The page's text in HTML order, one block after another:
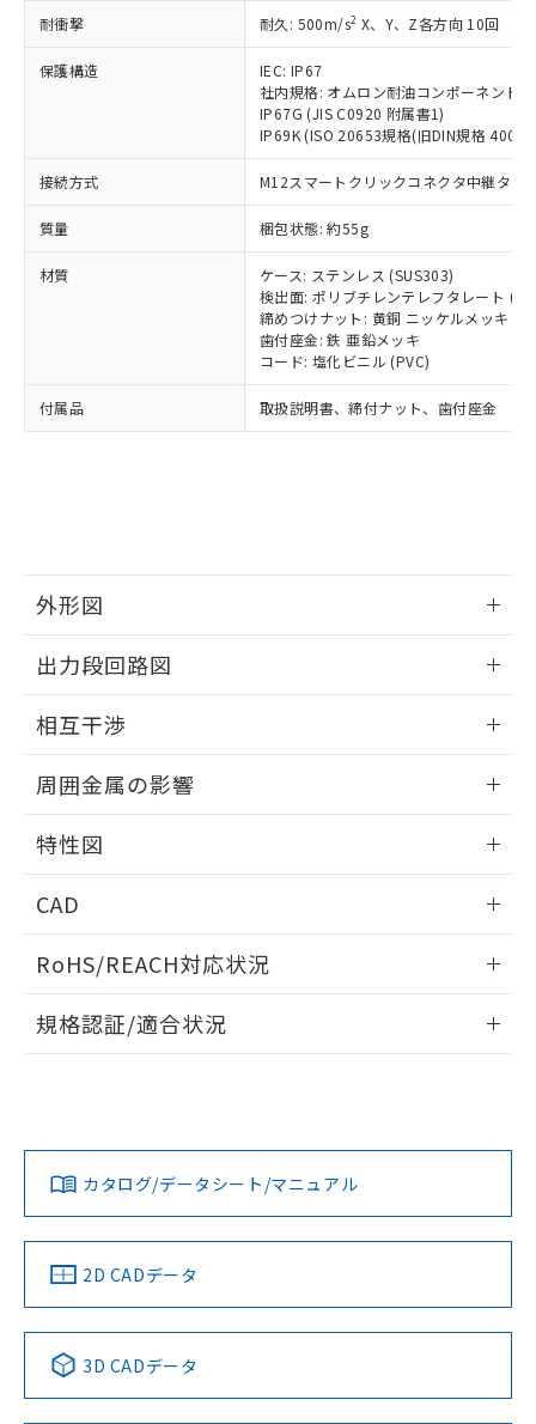
耐衝撃 耐久: 500m/s2 X、Y、Z各方向 10回
保護構造
IEC: IP67
社内規格: オムロン耐油コンポーネント
IP67G (JIS C0920 附属書1)
IP69K (ISO 20653規格(旧DIN規格
接続方式 M12スマートクリックコネクタ中継タイ
質量 梱包状態: 約55g
材質
ケース: ステンレス (SUS303)
検出面: ポリブチレンテレフタレート
締めつけナット: 黄銅 ニッケルメッキ
歯付座金: 鉄 亜鉛メッキ
コード: 塩化ビニル (PVC)
付属品 取扱説明書、締付ナット、歯付座金
外形図
外形図
出力段回路図
出力段回路図
タイムチャート
相互干渉
相互干渉
A: 80mm以上、B: 60mm以上
周囲金属の影響
周囲金属の影響
以上、n: 40mm以上
特性図
検出物体の大きさと材質による影響
検出領域
CAD
ドすることができます。
ログイン/会員登録
ダウンロードデータをご利用いただく前に、以下を必ずお読
みください。
ソフトウェアの使用条件
RoHS/REACH対応状況
EU RoHS 注意事項・凡例
対応済み
中国 RoHS 注意事項・凡例
Pb Hg Cd Cr(VI)
規格認証/適合状況
LR型式承認
（イギリス
船舶規格）
DNV型式承認
（ノルウェー
BV型式承認
（フランス
KR型式
（韓国
No No No No
この製品の規格認証/適合状況ページへ
その他の認証はこちらのページからご検索ください
カタログ/データシート/マニュアル
2D CADデータ
3D CADデータ
タに基づき作成されるものであり、閲
覧された時点での実際の在庫および標
準価格とは異なる場合があることをご
了承ください。
正式な納期状況および標準価格はお客
様のお取引先、またはお客様担当のオ
ムロン制御機器販売店・当社販売員に
ご相談ください。
オムロン制御機器販売店や当社販売拠
販売ネットワーク
」をご確認
在庫状況および標準価格結果を当社の
事前の承諾なく第三者に漏洩または開
示しないようお願いします。
マイパーツ機能（部品リスト作成サー
ビス）をご利用いただくには、I-Web
メンバーズにご登録されている必要が
引・商談に必要な範囲で利用すること
※当社の共同利用者とは、"個人情報
の共同利用に関して"
用者の範囲」に記載されている法人を
鉛(Pb) 1000ppm以下、 水銀(Hg) 1000ppm以下、 カド
ミウム(Cd) 100ppm以下、
六価クロム(Cr(Ⅵ)) 1000ppm以下、ポリ臭化ビフェニル
類(PBB) 1000ppm以下、ポリ臭化ジフェニルエーテル類
(PBDE) 1000ppm以下、フタル酸ビス(2-エチルヘキシ
ル) (DEHP)(別名：DOP) 1000ppm以下、フタル酸ブチ
ルベンジル（BBP） 1000ppm以下、フタル酸ジブチル
（DBP） 1000ppm以下、フタル酸ジイソブチル
(DIBP) 1000ppm以下
但し、RoHS指令で産業用監視および制御機器に対する
フタル酸エステル類の４物質については閾値を超える意
部品在庫の切り替え状況などにより、予定
月が前後することがあります。
とができます。
EU RoHS指令（10物質）の非含有証明書
※本証明書は発行日時点で非含有を証明す
るもので、過去に遡って非含有を証明する
ものではありません。
物質の対応では、対応完了までの期間は出
荷製品に未対応品が混在することから備考
欄に対応日を記載しておりました。
既に当社にて対応品への在庫切替を完了
していることから、特段のことがない限
*中国RoHS10物質の基準値 (GB/T26572)：
Pb(鉛) :1000ppm、 Hg(水銀) : 1000ppm、 Cd(カドミウ
ム) : 100ppm、
Cr(Ⅵ)(六価クロム) : 1000ppm、 PBBs(ポリ臭化ビフェ
ニル類) : 1000ppm、 PBDEs(ポリ臭化ジフェニルエーテ
DBP(フタル酸ジブチル) : 1000ppm、 DIBP(フタル酸ジ
イソブチル) : 1000ppm、 BBP(フタル酸ブチルベンジ
ル) : 1000ppm、
※2 環境保護使用期限
「ｅ」：有害物質（10物質）のすべてが基
準値以下であることを示します。
「10」：通常の使用状況下において有害物
質が外部に漏えいし、環境に深刻な影響を
及ぼさない年数を意味します。
または国外への提供する場合は、日本
国政府の輸出許可(または役務取引許
可)を取得するなどの必要な手続きを
当社は規制貨物を破棄する場合は、完
全に破砕するなど、違法に輸出されな
当社は貴社製品を、核兵器、ミサイ
ル、化学兵器、生物兵器またはその他
武器並びにこれらの製造装置等に一切
使用いたしません。
当社は、貴社製品を第三者に販売する
場合は、上記1、2および3の内容を当
該第三者に通知します。また当社は、
販売先および販売に係わる関係者が違
法に輸出するおそれがある場合は、取
り引きをいたしません。
合意する キャンセル
一定数以上の在庫あり
一定数には満たないが在庫あり
在庫なし(最新の在庫状況につ
いては、お客様のお取引先、ま
たはお客様担当のオムロン制御
機器販売店・当社販売員にご確
認ください)
受注生産機種、また在庫状況の
情報を公開していない機種